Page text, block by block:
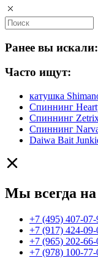
Ранее вы искали:
Часто ищут:
катушка
Спиннинг
Спиннинг
Спиннинг
Daiwa Bait
Мы всегда на
+7 (495) 407-07-
+7 (917) 424-09-
+7 (965) 202-66-
+7 (978) 100-77-